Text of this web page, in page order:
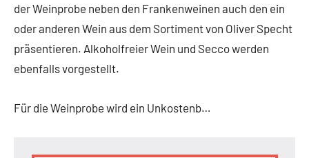
der Weinprobe neben den Frankenweinen auch den ein
oder anderen Wein aus dem Sortiment von Oliver Specht
präsentieren. Alkoholfreier Wein und Secco werden
ebenfalls vorgestellt.
Für die Weinprobe wird ein Unkostenb…